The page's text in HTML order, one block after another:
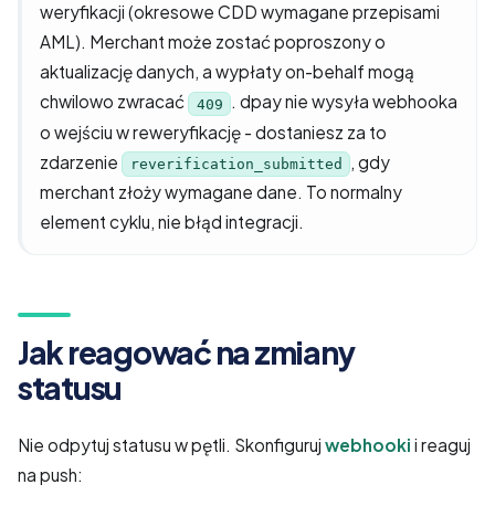
weryfikacji (okresowe CDD wymagane przepisami
AML). Merchant może zostać poproszony o
aktualizację danych, a wypłaty on-behalf mogą
chwilowo zwracać
409
. dpay nie wysyła webhooka
o wejściu w reweryfikację - dostaniesz za to
zdarzenie
reverification_submitted
, gdy
merchant złoży wymagane dane. To normalny
element cyklu, nie błąd integracji.
Jak reagować na zmiany
statusu
Nie odpytuj statusu w pętli. Skonfiguruj webhooki i reaguj
na push: